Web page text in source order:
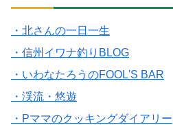
・北さんの一日一生
・信州イワナ釣りBLOG
・いわなたろうのFOOL'S BAR
・渓流・悠遊
・Pママのクッキングダイアリー